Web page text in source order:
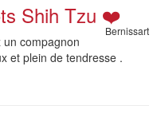
Shih Tzu ❤️
Bernissart
compagnon
et plein de tendresse .